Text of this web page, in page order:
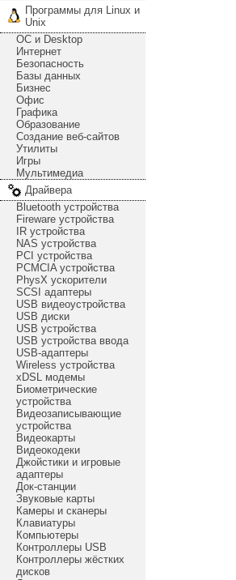
Программы для Linux и
Unix
ОС и Desktop
Интернет
Безопасность
Базы данных
Бизнес
Офис
Графика
Образование
Создание веб-сайтов
Утилиты
Игры
Мультимедиа
Драйвера
Bluetooth устройства
Fireware устройства
IR устройства
NAS устройства
PCI устройства
PCMCIA устройства
PhysX ускорители
SCSI адаптеры
USB видеоустройства
USB диски
USB устройства
USB устройства ввода
USB-адаптеры
Wireless устройства
xDSL модемы
Биометрические
устройства
Видеозаписывающие
устройства
Видеокарты
Видеокодеки
Джойстики и игровые
адаптеры
Док-станции
Звуковые карты
Камеры и сканеры
Клавиатуры
Компьютеры
Контроллеры USB
Контроллеры жёстких
дисков